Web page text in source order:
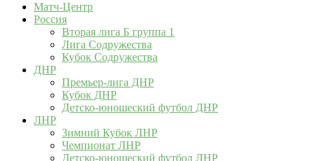
Матч-Центр
Россия
Вторая лига Б группа 1
Лига Содружества
Кубок Содружества
ДНР
Премьер-лига ДНР
Кубок ДНР
Детско-юношеский футбол ДНР
ЛНР
Зимний Кубок ЛНР
Чемпионат ЛНР
Детско-юношеский футбол ЛНР